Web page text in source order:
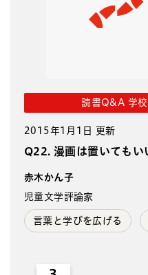
読書Q&A 学校
2015年1月1日 更新
Q22. 漫画は置いてもい
赤木かん子
児童文学評論家
言葉と学びを広げる